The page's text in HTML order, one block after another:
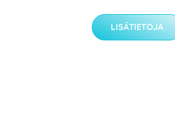
LISÄTIETOJA